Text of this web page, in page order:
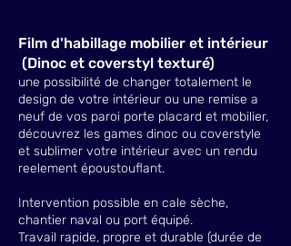
Film d'habillage mobilier et intérieur
(Dinoc et coverstyl texturé)
une possibilité de changer totalement le
design de votre intérieur ou une remise a
neuf de vos paroi porte placard et mobilier,
découvrez les games dinoc ou coverstyle
et sublimer votre intérieur avec un rendu
reelement époustouflant.
Intervention possible en cale sèche,
chantier naval ou port équipé.
Travail rapide, propre et durable (durée de